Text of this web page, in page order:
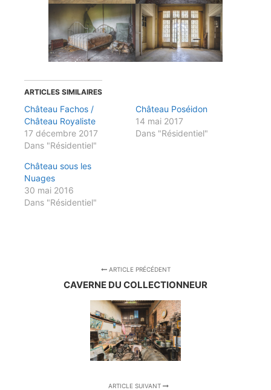
ARTICLES SIMILAIRES
Château Fachos /
Château Royaliste
17 décembre 2017
Dans "Résidentiel"
Château Poséidon
14 mai 2017
Dans "Résidentiel"
Château sous les
Nuages
30 mai 2016
Dans "Résidentiel"
ARTICLE PRÉCÉDENT
CAVERNE DU COLLECTIONNEUR
ARTICLE SUIVANT